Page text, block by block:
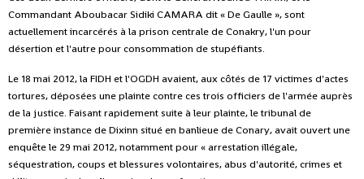
Commandant Aboubacar Sidiki CAMARA dit « De Gaulle », sont
actuellement incarcérés à la prison centrale de Conakry, l'un pour
désertion et l'autre pour consommation de stupéfiants.
Le 18 mai 2012, la FIDH et l'OGDH avaient, aux côtés de 17 victimes d'actes
tortures, déposées une plainte contre ces trois officiers de l'armée auprès
de la justice. Faisant rapidement suite à leur plainte, le tribunal de
première instance de Dixinn situé en banlieue de Conary, avait ouvert une
enquête le 29 mai 2012, notamment pour « arrestation illégale,
séquestration, coups et blessures volontaires, abus d'autorité, crimes et